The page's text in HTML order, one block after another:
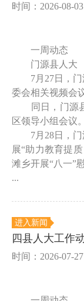
时间：2026-08-03
一周动态
门源县人大
7月27日，门
委会相关视频会
同日，门源县
区领导小组会议。
7月28日，门
展“助力教育提
滩乡开展“八一”
...
进入新闻
四县人大工作
时间：2026-07-27